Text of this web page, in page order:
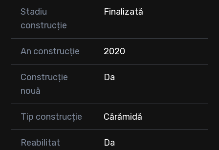
Stadiu
construcție
Finalizată
An construcție 2020
Construcție
nouă
Da
Tip construcție Cărămidă
Reabilitat
Da